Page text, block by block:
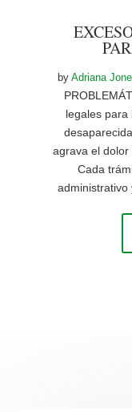
by Adriana
legales para
agrava el dolor
Cada
administrativo